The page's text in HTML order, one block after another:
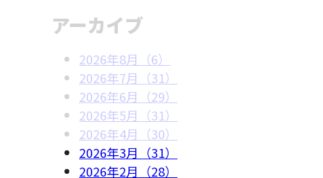
アーカイブ
2026年8月（6）
2026年7月（31）
2026年6月（29）
2026年5月（31）
2026年4月（30）
2026年3月（31）
2026年2月（28）